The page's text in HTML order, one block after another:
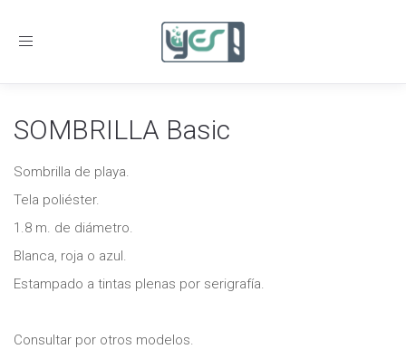
Toggle
SOMBRILLA Basic
Sombrilla de playa.
Tela poliéster.
1.8 m. de diámetro.
Blanca, roja o azul.
Estampado a tintas plenas por serigrafía.
Consultar por otros modelos.